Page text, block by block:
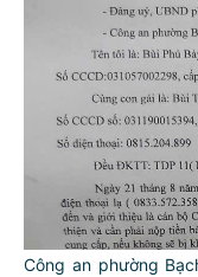
Công an phường